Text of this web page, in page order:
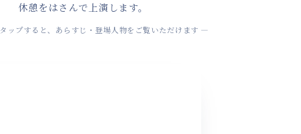
休憩をはさんで上演します。
タップすると、 あらすじ・登場人物を ご覧いただけます ―